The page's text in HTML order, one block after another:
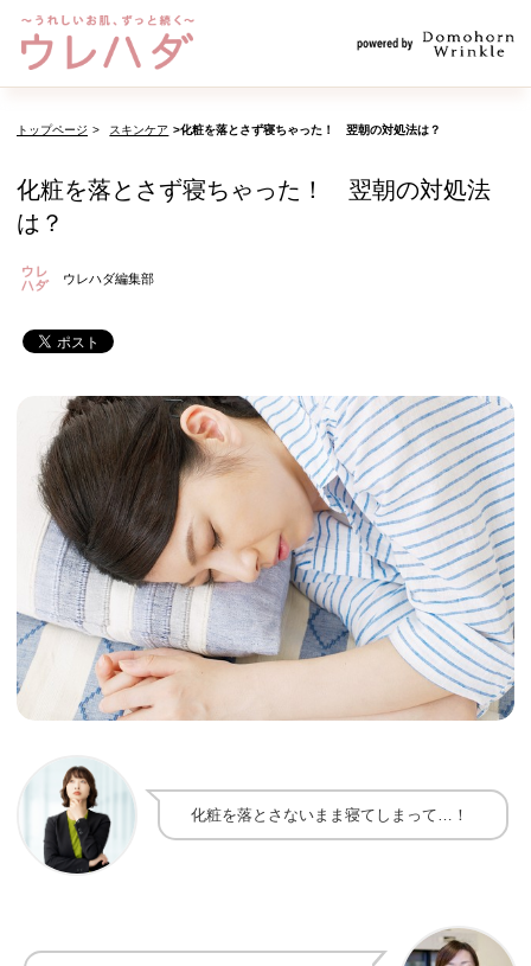
トップページ スキンケア 化粧を落とさず寝ちゃった！ 翌朝の対処法は？
化粧を落とさず寝ちゃった！ 翌朝の対処法
は？
ウレハダ編集部
化粧を落とさないまま寝てしまって…！